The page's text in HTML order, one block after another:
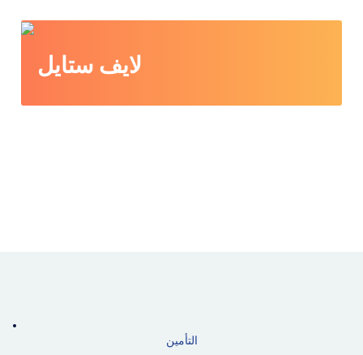
لايف ستايل
التأمين